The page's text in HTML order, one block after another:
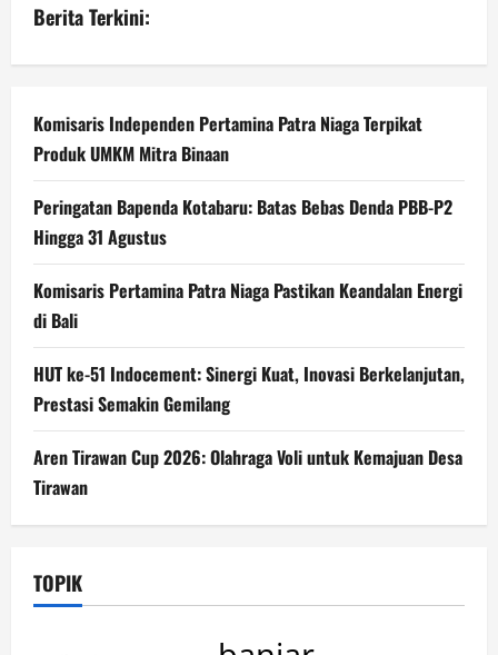
Berita Terkini:
Komisaris Independen Pertamina Patra Niaga Terpikat
Produk UMKM Mitra Binaan
Peringatan Bapenda Kotabaru: Batas Bebas Denda PBB-P2
Hingga 31 Agustus
Komisaris Pertamina Patra Niaga Pastikan Keandalan Energi
di Bali
HUT ke-51 Indocement: Sinergi Kuat, Inovasi Berkelanjutan,
Prestasi Semakin Gemilang
Aren Tirawan Cup 2026: Olahraga Voli untuk Kemajuan Desa
Tirawan
TOPIK